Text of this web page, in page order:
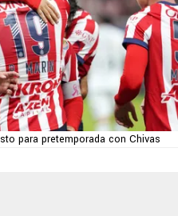
para pretemporada con Chivas